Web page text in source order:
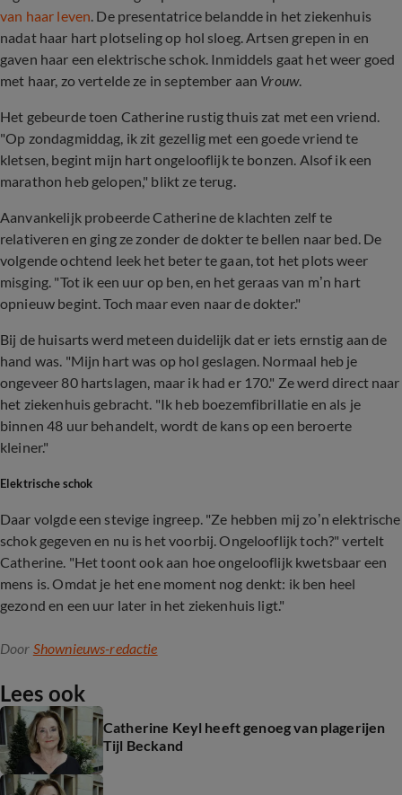
van haar leven. De presentatrice belandde in het ziekenhuis
nadat haar hart plotseling op hol sloeg. Artsen grepen in en
gaven haar een elektrische schok. Inmiddels gaat het weer goed
met haar, zo vertelde ze in september aan Vrouw.
Het gebeurde toen Catherine rustig thuis zat met een vriend.
"Op zondagmiddag, ik zit gezellig met een goede vriend te
kletsen, begint mijn hart ongelooflijk te bonzen. Alsof ik een
marathon heb gelopen," blikt ze terug.
Aanvankelijk probeerde Catherine de klachten zelf te
relativeren en ging ze zonder de dokter te bellen naar bed. De
volgende ochtend leek het beter te gaan, tot het plots weer
misging. "Tot ik een uur op ben, en het geraas van m’n hart
opnieuw begint. Toch maar even naar de dokter."
Bij de huisarts werd meteen duidelijk dat er iets ernstig aan de
hand was. "Mijn hart was op hol geslagen. Normaal heb je
ongeveer 80 hartslagen, maar ik had er 170." Ze werd direct naar
het ziekenhuis gebracht. "Ik heb boezemfibrillatie en als je
binnen 48 uur behandelt, wordt de kans op een beroerte
kleiner."
Elektrische schok
Daar volgde een stevige ingreep. "Ze hebben mij zo’n elektrische
schok gegeven en nu is het voorbij. Ongelooflijk toch?" vertelt
Catherine. "Het toont ook aan hoe ongelooflijk kwetsbaar een
mens is. Omdat je het ene moment nog denkt: ik ben heel
gezond en een uur later in het ziekenhuis ligt."
Door Shownieuws-redactie
Lees ook
Catherine Keyl heeft genoeg van plagerijen
Tijl Beckand